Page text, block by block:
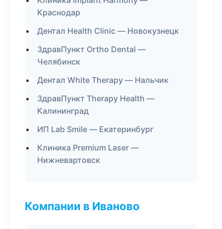
Краснодар
Дентал Health Clinic — Новокузнецк
ЗдравПункт Ortho Dental —
Челябинск
Дентал White Therapy — Нальчик
ЗдравПункт Therapy Health —
Калининград
ИП Lab Smile — Екатеринбург
Клиника Premium Laser —
Нижневартовск
Компании в Иваново